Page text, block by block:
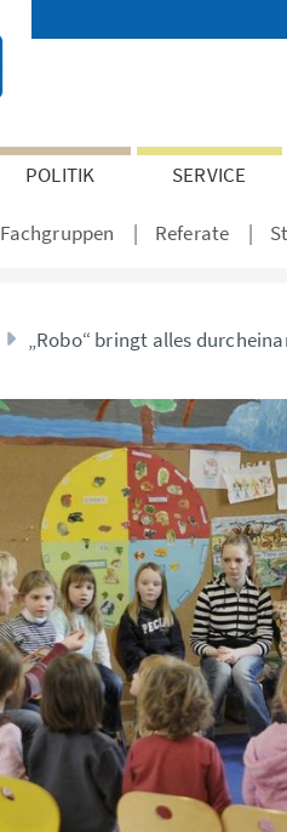
POLITIK SERVICE
Fachgruppen Referate
„Robo“ bringt alles